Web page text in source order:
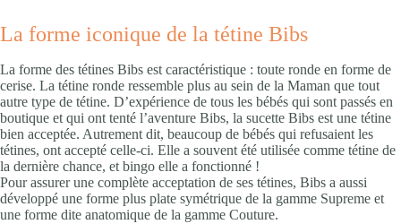
La forme iconique de la tétine Bibs
La forme des tétines Bibs est caractéristique : toute ronde en forme de
cerise. La tétine ronde ressemble plus au sein de la Maman que tout
autre type de tétine. D’expérience de tous les bébés qui sont passés en
boutique et qui ont tenté l’aventure Bibs, la sucette Bibs est une tétine
bien acceptée. Autrement dit, beaucoup de bébés qui refusaient les
tétines, ont accepté celle-ci. Elle a souvent été utilisée comme tétine de
la dernière chance, et bingo elle a fonctionné !
Pour assurer une complète acceptation de ses tétines, Bibs a aussi
développé une forme plus plate symétrique de la gamme Supreme et
une forme dite anatomique de la gamme Couture.